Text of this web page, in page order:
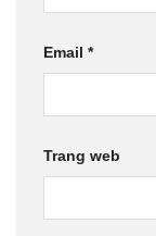
Email *
Trang web